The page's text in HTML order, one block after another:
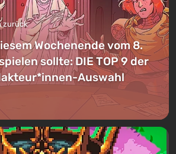
zurück
Wochenende vom 8.
sollte: DIE TOP 9 der
Auswahl